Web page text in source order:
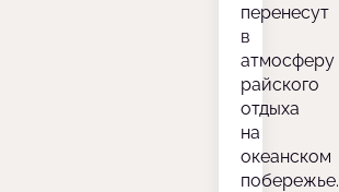
перенесут
в
атмосферу
райского
отдыха
на
океанском
побережье.